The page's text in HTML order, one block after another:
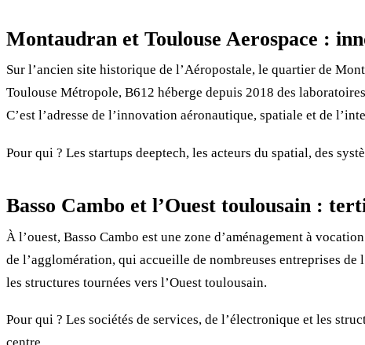
Montaudran et Toulouse Aerospace :
Sur l’ancien site historique de l’Aéropostale, le quartier de
Toulouse Métropole, B612 héberge depuis 2018 des
C’est l’adresse de l’innovation aéronautique, spatiale et de
Pour qui ? Les startups deeptech, les acteurs du spatial, des
Basso Cambo et l’Ouest toulousain :
À l’ouest, Basso Cambo est une zone d’aménagement à
de l’agglomération, qui accueille de nombreuses entreprises
les structures tournées vers l’Ouest toulousain.
Pour qui ? Les sociétés de services, de l’électronique et les